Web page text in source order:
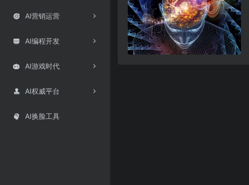
 AI营销运营
 AI编程开发
 AI游戏时代
 AI权威平台
 AI换脸工具